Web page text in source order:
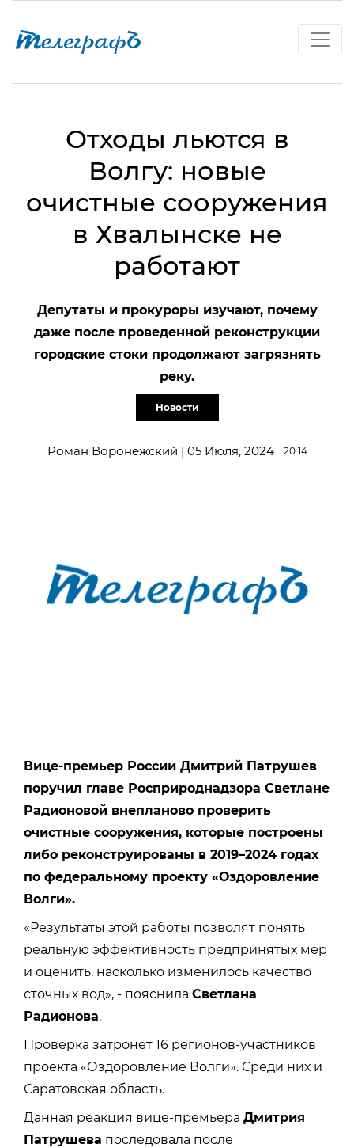
Отходы льются в
Волгу: новые
очистные сооружения
в Хвалынске не
работают
Депутаты и прокуроры изучают, почему
даже после проведенной реконструкции
городские стоки продолжают загрязнять
реку.
Новости
Роман Воронежский | 05 Июля, 2024 20:14
Вице-премьер России Дмитрий Патрушев
поручил главе Росприроднадзора Светлане
Радионовой внепланово проверить
очистные сооружения, которые построены
либо реконструированы в 2019–2024 годах
по федеральному проекту «Оздоровление
Волги».
«Результаты этой работы позволят понять
реальную эффективность предпринятых мер
и оценить, насколько изменилось качество
сточных вод», - пояснила Светлана
Радионова.
Проверка затронет 16 регионов-участников
проекта «Оздоровление Волги». Среди них и
Саратовская область.
Данная реакция вице-премьера Дмитрия
Патрушева последовала после